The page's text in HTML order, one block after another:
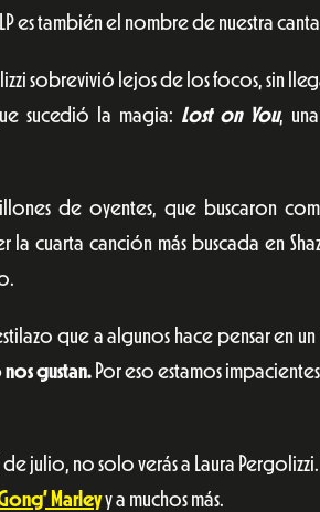
es también el nombre de nuestra
sobrevivió lejos de los focos, sin
sucedió la magia: Lost on You,
de oyentes, que buscaron
la cuarta canción más buscada en
que a algunos hace pensar en
gustan. Por eso estamos
julio, no solo verás a Laura
Marleyy a muchos más.